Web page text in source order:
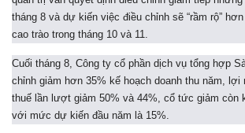
tháng 8 và dự kiến việc điều chỉnh sẽ “rầm rộ”
cao trào trong tháng 10 và 11.
Cuối tháng 8, Công ty cổ phần dịch vụ tổng hợp
chỉnh giảm hơn 35% kế hoạch doanh thu năm,
thuế lần lượt giảm 50% và 44%, cổ tức giảm còn
với mức dự kiến đầu năm là 15%.